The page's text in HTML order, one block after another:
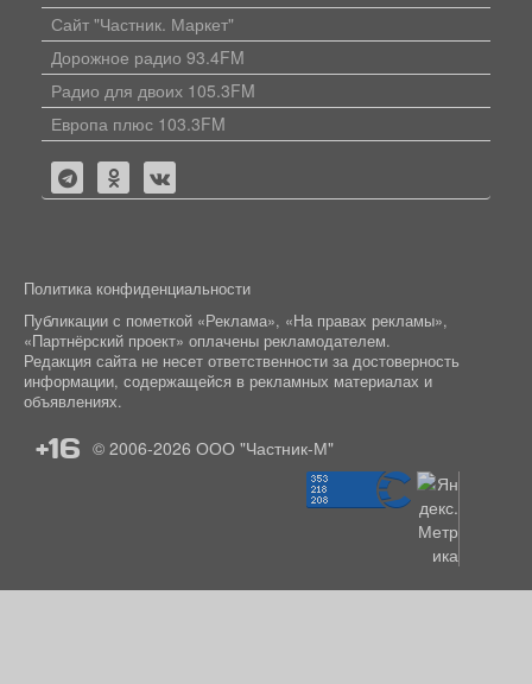
Сайт "Частник. Маркет"
Дорожное радио 93.4FM
Радио для двоих 105.3FM
Европа плюс 103.3FM
Политика конфиденциальности
Публикации с пометкой «Реклама», «На правах рекламы»,
«Партнёрский проект» оплачены рекламодателем.
Редакция сайта не несет ответственности за достоверность
информации, содержащейся в рекламных материалах и
объявлениях.
+16 © 2006-2026 ООО "Частник-М"